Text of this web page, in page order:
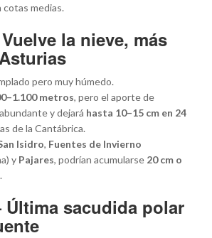
cotas medias.
la nieve, más
pero muy húmedo.
metros, pero el aporte de
y dejará hasta 10–15 cm en 24
de la Cantábrica.
Isidro, Fuentes de Invierno
y Pajares, podrían acumularse 20 cm o
sacudida polar